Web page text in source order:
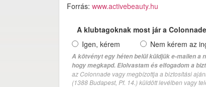
Forrás: www.activebeauty.hu
A klubtagoknak most jár a
Igen, kérem
Nem kérem az
A kötvényt egy héten belül küldjük e-mailen a
hogy megkapd. Elolvastam és elfogadom a
az Colonnade vagy megbízottja a biztosítási
(1388 Budapest, Pf. 14.) küldött levélben vagy